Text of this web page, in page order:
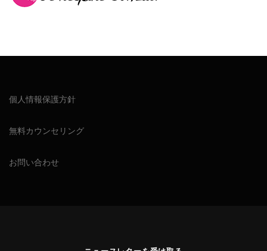
個人情報保護方針
無料カウンセリング
お問い合わせ